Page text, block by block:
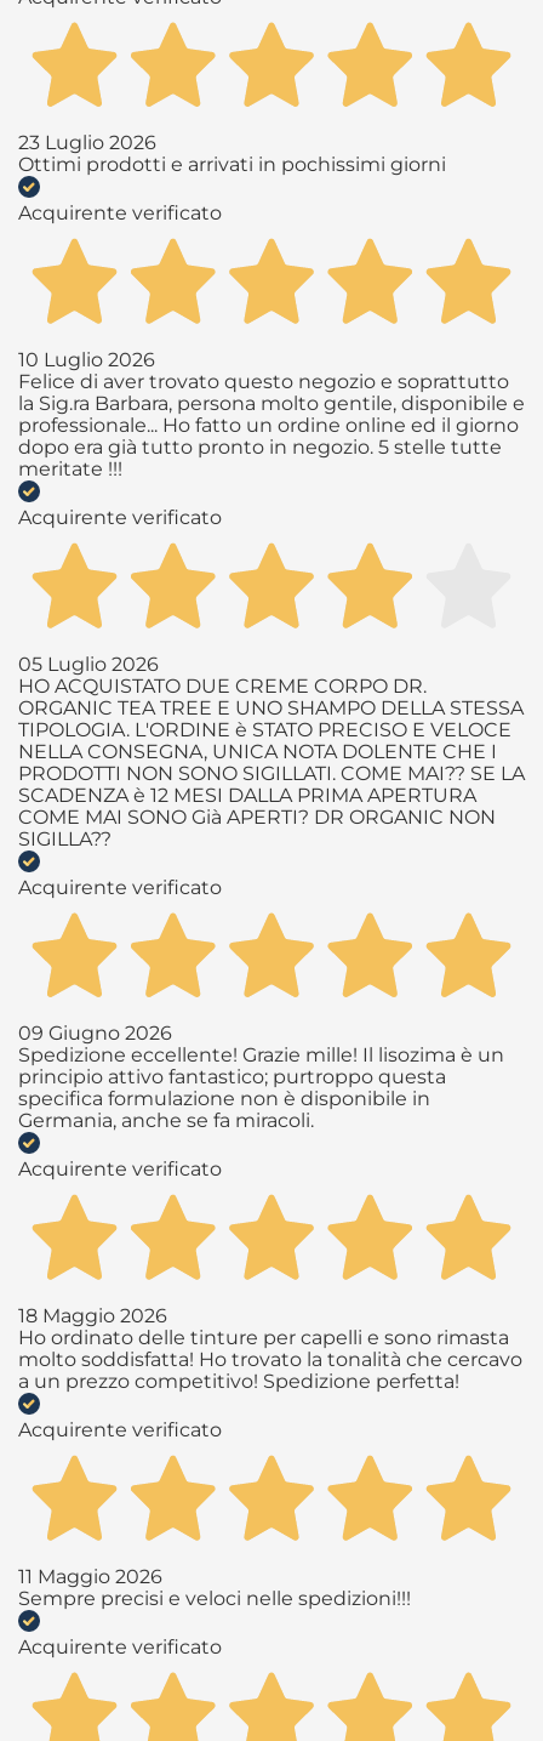
23 Luglio 2026
Ottimi prodotti e arrivati in pochissimi giorni
Acquirente verificato
10 Luglio 2026
Felice di aver trovato questo negozio e soprattutto
la Sig.ra Barbara, persona molto gentile, disponibile e
professionale... Ho fatto un ordine online ed il giorno
dopo era già tutto pronto in negozio. 5 stelle tutte
meritate !!!
Acquirente verificato
05 Luglio 2026
HO ACQUISTATO DUE CREME CORPO DR.
ORGANIC TEA TREE E UNO SHAMPO DELLA STESSA
TIPOLOGIA. L'ORDINE è STATO PRECISO E VELOCE
NELLA CONSEGNA, UNICA NOTA DOLENTE CHE I
PRODOTTI NON SONO SIGILLATI. COME MAI?? SE LA
SCADENZA è 12 MESI DALLA PRIMA APERTURA
COME MAI SONO Già APERTI? DR ORGANIC NON
SIGILLA??
Acquirente verificato
09 Giugno 2026
Spedizione eccellente! Grazie mille! Il lisozima è un
principio attivo fantastico; purtroppo questa
specifica formulazione non è disponibile in
Germania, anche se fa miracoli.
Acquirente verificato
18 Maggio 2026
Ho ordinato delle tinture per capelli e sono rimasta
molto soddisfatta! Ho trovato la tonalità che cercavo
a un prezzo competitivo! Spedizione perfetta!
Acquirente verificato
11 Maggio 2026
Sempre precisi e veloci nelle spedizioni!!!
Acquirente verificato